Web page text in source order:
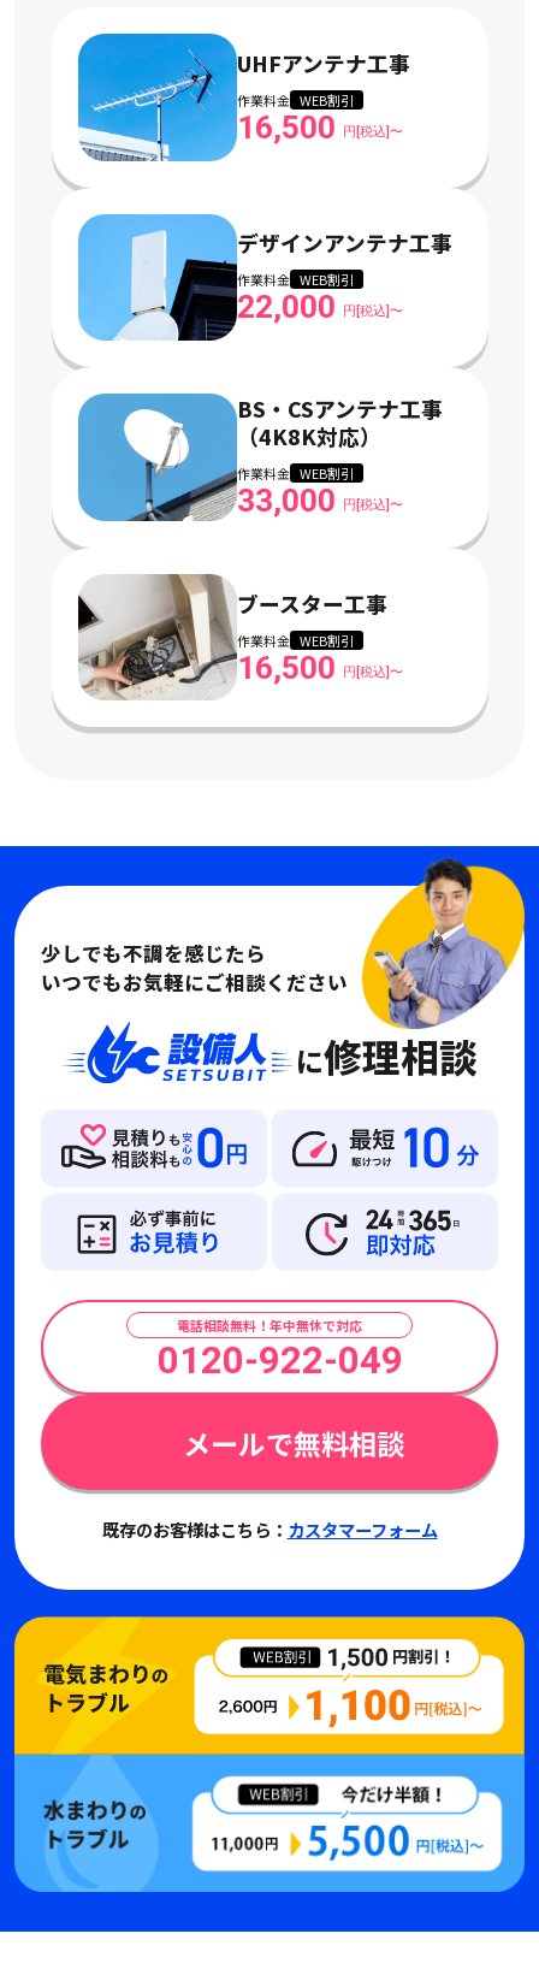
UHFアンテナ工事
作業料金 WEB割引
16,500 円[税込]〜
デザインアンテナ工事
作業料金 WEB割引
22,000 円[税込]〜
BS・CSアンテナ工事
（4K8K対応）
作業料金 WEB割引
33,000 円[税込]〜
ブースター工事
作業料金 WEB割引
16,500 円[税込]〜
少しでも不調を感じたら
いつでもお気軽にご相談ください
に修理相談
電話相談無料！年中無休で対応
0120-922-049
メールで無料相談
既存のお客様はこちら： カスタマーフォーム